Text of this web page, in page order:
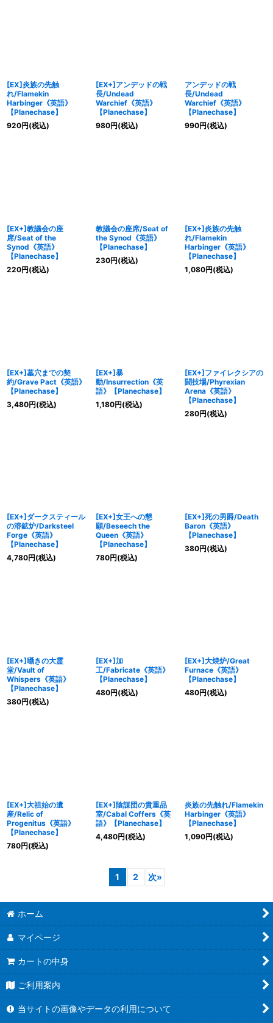
[EX]炎族の先触
れ/Flamekin
Harbinger《英語》
【Planechase】
920円(税込)
[EX+]アンデッドの戦
長/Undead
Warchief《英語》
【Planechase】
980円(税込)
アンデッドの戦
長/Undead
Warchief《英語》
【Planechase】
990円(税込)
[EX+]教議会の座
席/Seat of the
Synod《英語》
【Planechase】
220円(税込)
教議会の座席/Seat of
the Synod《英語》
【Planechase】
230円(税込)
[EX+]炎族の先触
れ/Flamekin
Harbinger《英語》
【Planechase】
1,080円(税込)
[EX+]墓穴までの契
約/Grave Pact《英語》
【Planechase】
3,480円(税込)
[EX+]暴
動/Insurrection《英
語》【Planechase】
1,180円(税込)
[EX+]ファイレクシアの
闘技場/Phyrexian
Arena《英語》
【Planechase】
280円(税込)
[EX+]ダークスティール
の溶鉱炉/Darksteel
Forge《英語》
【Planechase】
4,780円(税込)
[EX+]女王への懇
願/Beseech the
Queen《英語》
【Planechase】
780円(税込)
[EX+]死の男爵/Death
Baron《英語》
【Planechase】
380円(税込)
[EX+]囁きの大霊
堂/Vault of
Whispers《英語》
【Planechase】
380円(税込)
[EX+]加
工/Fabricate《英語》
【Planechase】
480円(税込)
[EX+]大焼炉/Great
Furnace《英語》
【Planechase】
480円(税込)
[EX+]大祖始の遺
産/Relic of
Progenitus《英語》
【Planechase】
780円(税込)
[EX+]陰謀団の貴重品
室/Cabal Coffers《英
語》【Planechase】
4,480円(税込)
炎族の先触れ/Flamekin
Harbinger《英語》
【Planechase】
1,090円(税込)
1 2 次»
ホーム
マイページ
カートの中身
ご利用案内
当サイトの画像やデータの利用について